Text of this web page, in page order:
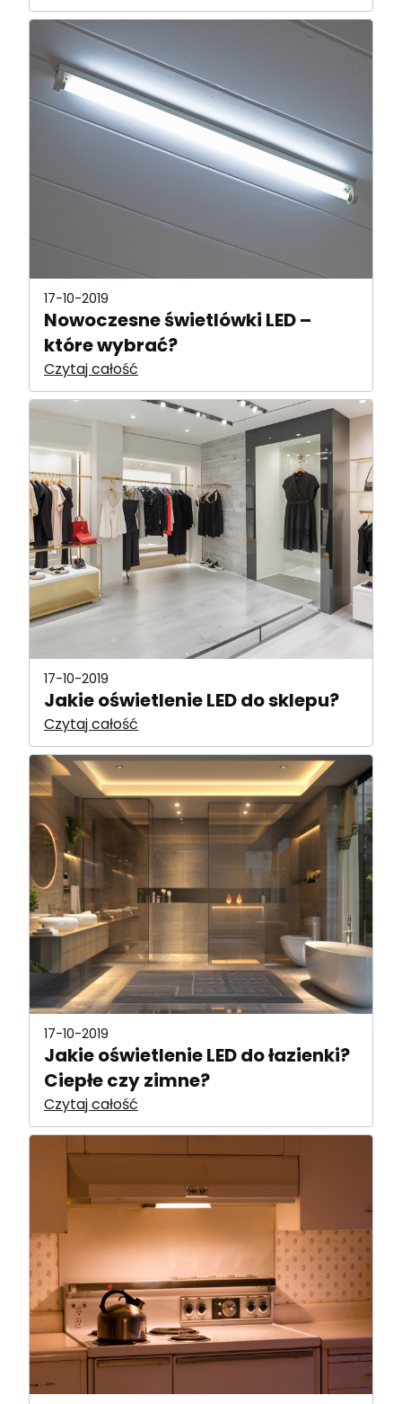
17-10-2019
Nowoczesne świetlówki LED –
które wybrać?
Czytaj całość
17-10-2019
Jakie oświetlenie LED do sklepu?
Czytaj całość
17-10-2019
Jakie oświetlenie LED do łazienki?
Ciepłe czy zimne?
Czytaj całość